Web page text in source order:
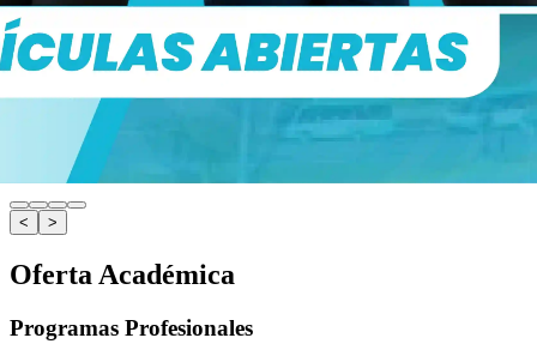
< >
Oferta Académica
Programas Profesionales